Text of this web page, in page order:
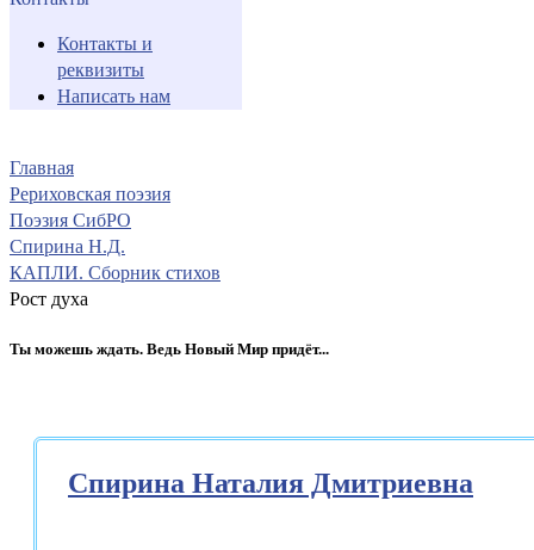
Контакты и
реквизиты
Написать нам
Главная
Рериховская поэзия
Поэзия СибРО
Спирина Н.Д.
КАПЛИ. Сборник стихов
Рост духа
Ты можешь ждать. Ведь Новый Мир придёт...
Спирина Наталия Дмитриевна